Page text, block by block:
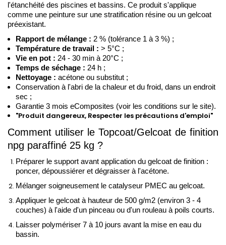
l'étanchéité des piscines et bassins. Ce produit s'applique
comme une peinture sur une stratification résine ou un gelcoat
préexistant.
Rapport de mélange : 2 % (tolérance 1 à 3 %) ;
Température de travail : > 5°C ;
Vie en pot : 24 - 30 min à 20°C ;
Temps de séchage : 24 h ;
Nettoyage : acétone ou substitut ;
Conservation à l'abri de la chaleur et du froid, dans un endroit
sec ;
Garantie 3 mois eComposites (voir les conditions sur le site).
"Produit dangereux, Respecter les précautions d'emploi"
Comment utiliser le Topcoat/Gelcoat de finition
npg paraffiné 25 kg ?
Préparer le support avant application du gelcoat de finition :
poncer, dépoussiérer et dégraisser à l'acétone.
Mélanger soigneusement le catalyseur PMEC au gelcoat.
Appliquer le gelcoat à hauteur de 500 g/m2 (environ 3 - 4
couches) à l'aide d'un pinceau ou d'un rouleau à poils courts.
Laisser polymériser 7 à 10 jours avant la mise en eau du
bassin.